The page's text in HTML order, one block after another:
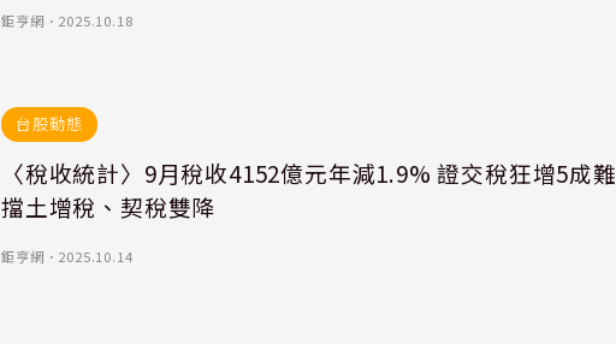
鉅亨網 ． 2025.10.18
台股動態
〈稅收統計〉9月稅收4152億元年減1.9% 證交稅狂增5成難
擋土增稅、契稅雙降
鉅亨網 ． 2025.10.14